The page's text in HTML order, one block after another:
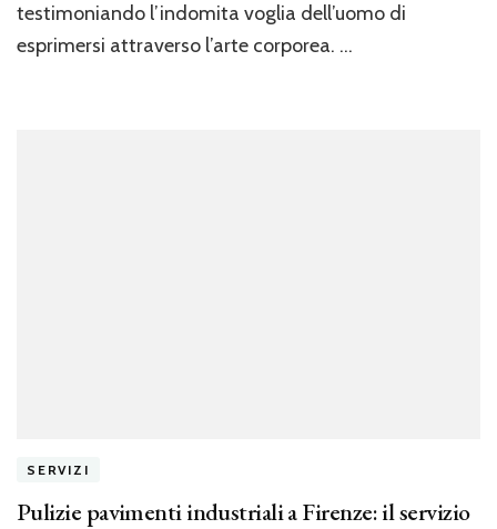
testimoniando l’indomita voglia dell’uomo di
esprimersi attraverso l’arte corporea. …
SERVIZI
Pulizie pavimenti industriali a Firenze: il servizio